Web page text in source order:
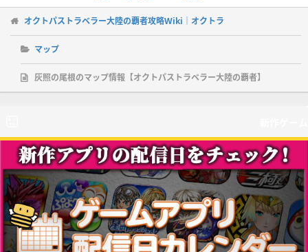
オクトパストラベラー大陸の覇者攻略Wiki｜オクトラ
マップ
灰照の尾根のマップ情報【オクトパストラベラー大陸の覇者】